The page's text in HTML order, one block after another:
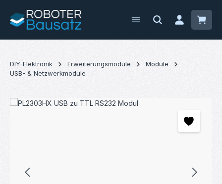
Zum Hauptinhalt springen
DIY-Elektronik Erweiterungsmodule
Module
USB- & Netzwerkmodule
Bildergalerie überspringen